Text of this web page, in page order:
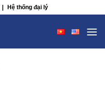
| Hệ thống đại lý